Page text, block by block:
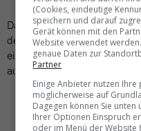
Das Feuer ist aber nach wie
der Wind etwas abgeflacht,
eingedämmt werden.
aufgeboten. Evakuierte
#FIRE
(Cookies, eindeutige
speichern und darauf
Gerät können mit den
Website verwendet
genaue Daten zur
Partner
Einige Anbieter nutzen
möglicherweise auf
Dagegen können Sie
Ihrer Optionen Einspruch
oder im Menü der Website